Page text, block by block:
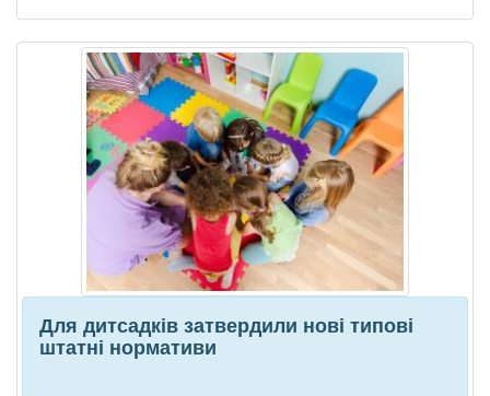
Для дитсадків затвердили нові типові
штатні нормативи